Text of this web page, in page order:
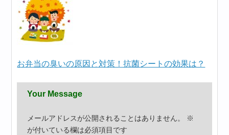
お弁当の臭いの原因と対策！抗菌シートの効果は？
Your Message
メールアドレスが公開されることはありません。
※
が付いている欄は必須項目です